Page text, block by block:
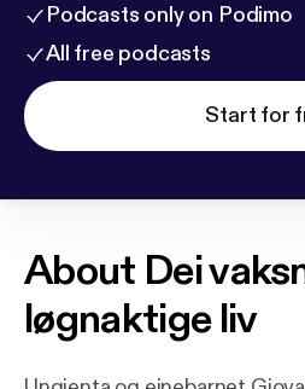
Podcasts only on Podimo
All free podcasts
Start for
About Dei
løgnaktige liv